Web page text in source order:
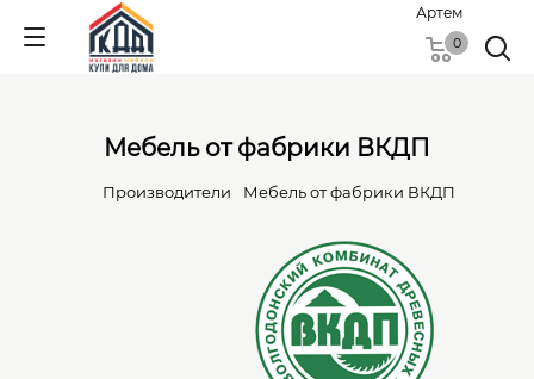
Артем
0
Мебель от фабрики ВКДП
Производители Мебель от фабрики ВКДП